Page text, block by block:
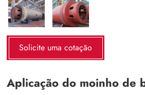
Solicite uma cotação
Aplicação do moinho de